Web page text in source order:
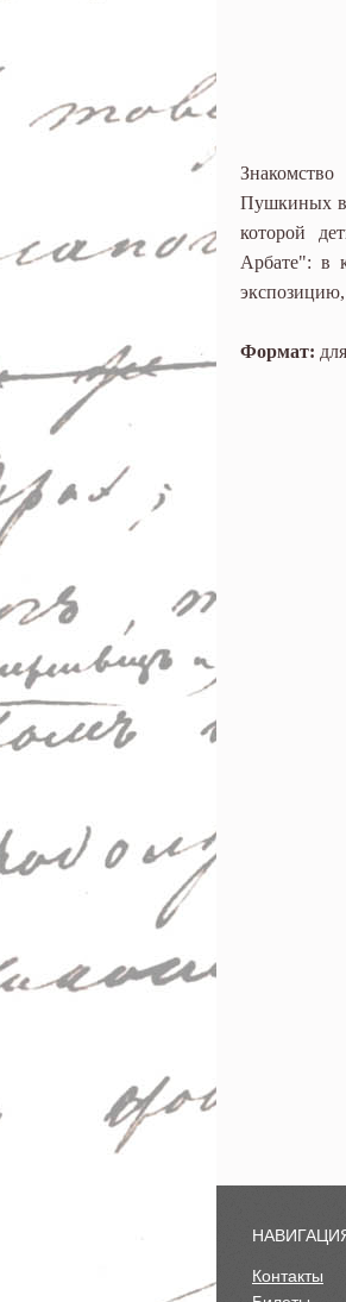
Пушкиных в
которой
Арбате": в
экспозицию,
Формат:
Контакты